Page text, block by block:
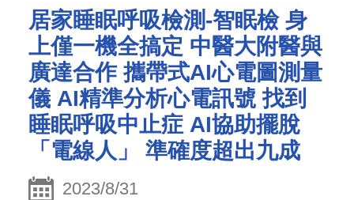
居家睡眠呼吸檢測-智眠檢 身
上僅一機全搞定 中醫大附醫與
廣達合作 攜帶式AI心電圖測量
儀 AI精準分析心電訊號 找到
睡眠呼吸中止症 AI協助擺脫
「電線人」 準確度超出九成
2023/8/31